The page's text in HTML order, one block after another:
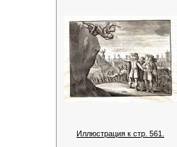
Иллюстрация к стр. 561.